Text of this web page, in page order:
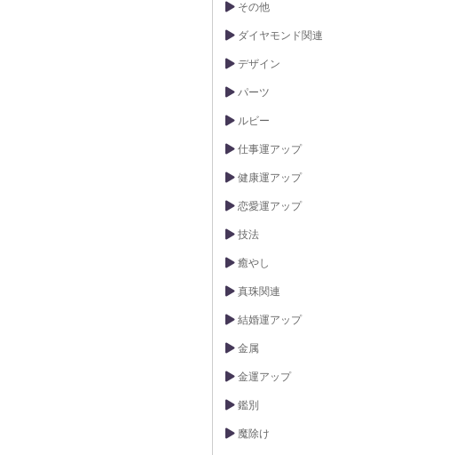
その他
ダイヤモンド関連
デザイン
パーツ
ルビー
仕事運アップ
健康運アップ
恋愛運アップ
技法
癒やし
真珠関連
結婚運アップ
金属
金運アップ
鑑別
魔除け